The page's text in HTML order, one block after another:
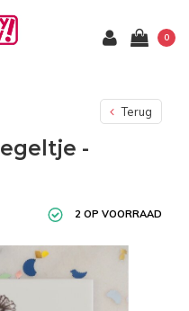
0
Terug
-
2 OP VOORRAAD